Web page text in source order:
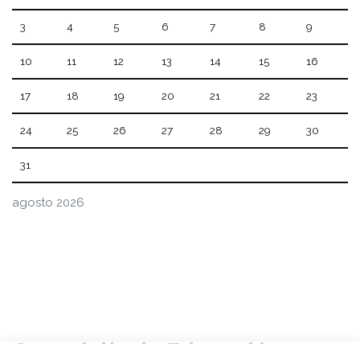
agosto 2026
3 4 5 6 7 8 9
10 11 12 13 14 15 16
17 18 19 20 21 22 23
24 25 26 27 28 29 30
31